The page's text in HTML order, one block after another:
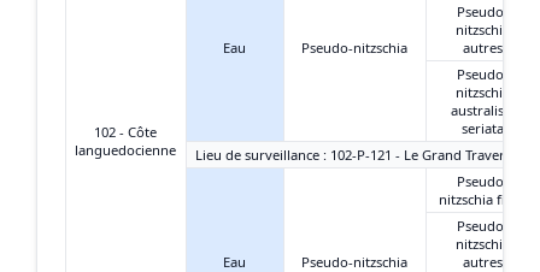
102 - Côte
languedocienne
Eau Pseudo-nitzschia
Pseudo-
nitzschia
autres
Pseudo-
nitzschia
australis +
seriata
Lieu de surveillance : 102-P-121 - Le Grand Travers
Eau Pseudo-nitzschia
Pseudo-
nitzschia fines
Pseudo-
nitzschia
autres